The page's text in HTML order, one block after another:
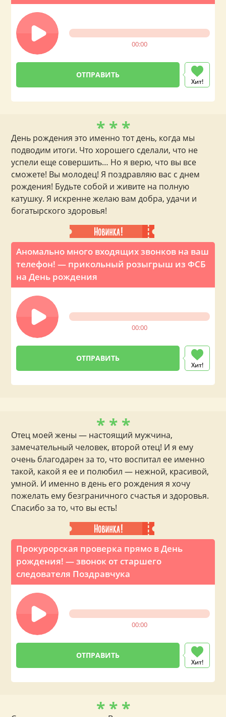
00:00
Хит!
Аномально много входящих звонков на ваш
телефон! — прикольный розыгрыш из ФСБ
на День рождения
00:00
Хит!
* * *
День рождения это именно тот день, когда мы
подводим итоги. Что хорошего сделали, что не
успели еще совершить… Но я верю, что вы все
сможете! Вы молодец! Я поздравляю вас с днем
рождения! Будьте собой и живите на полную
катушку. Я искренне желаю вам добра, удачи и
богатырского здоровья!
Прокурорская проверка прямо в День
рождения! — звонок от старшего
следователя Поздравчука
00:00
Хит!
* * *
Отец моей жены — настоящий мужчина,
замечательный человек, второй отец! И я ему
очень благодарен за то, что воспитал ее именно
такой, какой я ее и полюбил — нежной, красивой,
умной. И именно в день его рождения я хочу
пожелать ему безграничного счастья и здоровья.
Спасибо за то, что вы есть!
* * *